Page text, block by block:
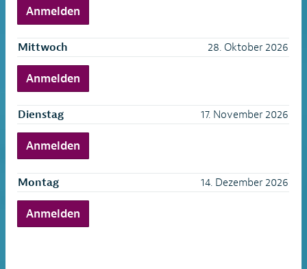
Anmelden
Mittwoch 28. Oktober 2026
Anmelden
Dienstag 17. November 2026
Anmelden
Montag 14. Dezember 2026
Anmelden